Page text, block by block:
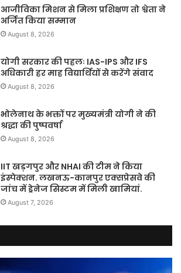
आजीविका मिशन से मिला प्रशिक्षण तो श्वेता ने
अर्जित किया सम्मान
August 8, 2026
योगी सरकार की पहलः IAS-IPS और IFS
अधिकारी हर माह विद्यार्थियों से करेंगे संवाद
August 8, 2026
भोलेनाथ के भक्तों पर मुख्यमंत्री योगी ने की
श्रद्धा की पुष्पवर्षा
August 8, 2026
IIT खड़गपुर और NHAI की टीम ने किया
इंस्पेक्शन. लखनऊ-कानपुर एक्सप्रेसवे की
जांच में ड्रेनेज सिस्टम में मिली खामियां.
August 7, 2026